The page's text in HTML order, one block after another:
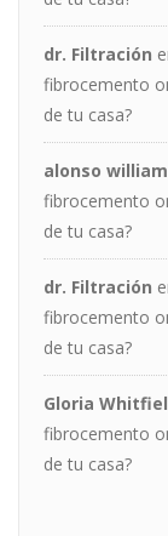
dr. Filtración
fibrocemento
de tu casa?
alonso
fibrocemento
de tu casa?
dr. Filtración
fibrocemento
de tu casa?
Gloria
fibrocemento
de tu casa?